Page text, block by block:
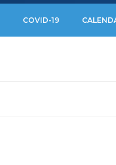
COVID-19